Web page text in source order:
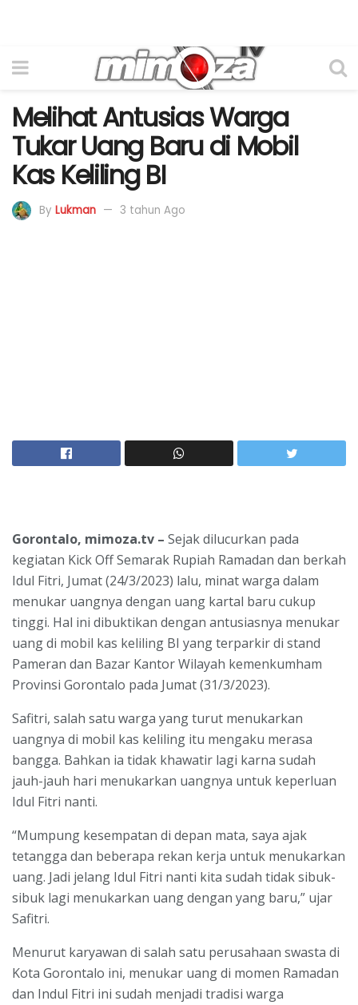
Melihat Antusias Warga
Tukar Uang Baru di Mobil
Kas Keliling BI
By Lukman 3 tahun Ago
Gorontalo, mimoza.tv – Sejak dilucurkan pada
kegiatan Kick Off Semarak Rupiah Ramadan dan berkah
Idul Fitri, Jumat (24/3/2023) lalu, minat warga dalam
menukar uangnya dengan uang kartal baru cukup
tinggi. Hal ini dibuktikan dengan antusiasnya menukar
uang di mobil kas keliling BI yang terparkir di stand
Pameran dan Bazar Kantor Wilayah kemenkumham
Provinsi Gorontalo pada Jumat (31/3/2023).
Safitri, salah satu warga yang turut menukarkan
uangnya di mobil kas keliling itu mengaku merasa
bangga. Bahkan ia tidak khawatir lagi karna sudah
jauh-jauh hari menukarkan uangnya untuk keperluan
Idul Fitri nanti.
“Mumpung kesempatan di depan mata, saya ajak
tetangga dan beberapa rekan kerja untuk menukarkan
uang. Jadi jelang Idul Fitri nanti kita sudah tidak sibuk-
sibuk lagi menukarkan uang dengan yang baru,” ujar
Safitri.
Menurut karyawan di salah satu perusahaan swasta di
Kota Gorontalo ini, menukar uang di momen Ramadan
dan Indul Fitri ini sudah menjadi tradisi warga